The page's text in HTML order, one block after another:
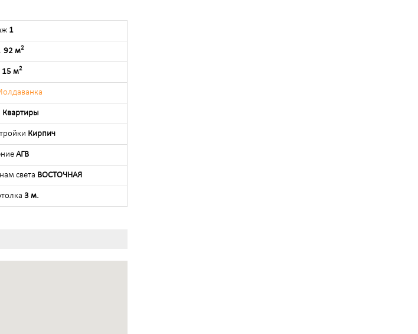
1
92 м2
15 м2
Квартиры
Кирпич
АГВ
света ВОСТОЧНАЯ
3 м.